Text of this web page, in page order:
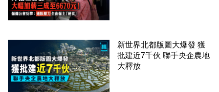
新世界北都版圖大爆發 獲
批建近7千伙 聯手央企農地
大釋放